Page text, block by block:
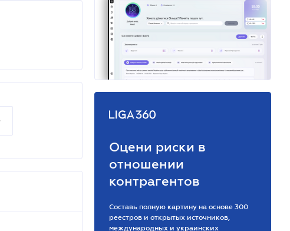
Оцени риски в
отношении
контрагентов
Составь полную картину на основе 300
реестров и открытых источников,
международных и украинских